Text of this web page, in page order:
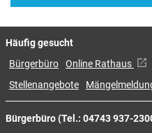
Bürgerbüro (Tel.: 04743 937-
Häufig gesucht
Bürgerbüro Online Rathaus
Stellenangebote